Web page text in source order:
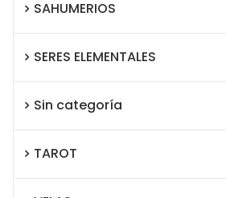
SAHUMERIOS
SERES ELEMENTALES
Sin categoría
TAROT